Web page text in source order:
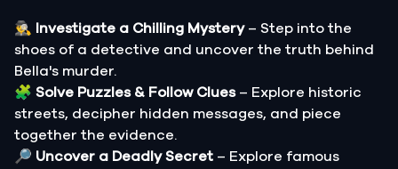
🕵️‍♂️ Investigate a Chilling Mystery– Step into the
shoes of a detective and uncover the truth behind
Bella's murder.
🧩 Solve Puzzles & Follow Clues– Explore historic
streets, decipher hidden messages, and piece
together the evidence.
🔎 Uncover a Deadly Secret – Explore famous